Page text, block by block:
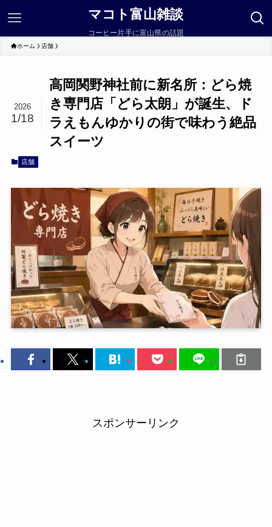
マコト富山雑談
コーヒー片手に富山県の話題
ホーム 店舗
高岡関野神社前に新名所：どら焼
き専門店「どら太朗」が誕生、ド
ラえもんゆかりの街で味わう絶品
スイーツ
2026
1/18
店舗
スポンサーリンク